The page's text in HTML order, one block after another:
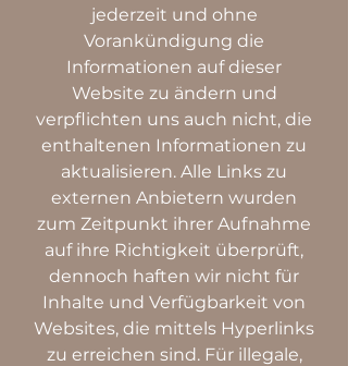
jederzeit und ohne
Vorankündigung die
Informationen auf dieser
Website zu ändern und
verpflichten uns auch nicht, die
enthaltenen Informationen zu
aktualisieren. Alle Links zu
externen Anbietern wurden
zum Zeitpunkt ihrer Aufnahme
auf ihre Richtigkeit überprüft,
dennoch haften wir nicht für
Inhalte und Verfügbarkeit von
Websites, die mittels Hyperlinks
zu erreichen sind. Für illegale,